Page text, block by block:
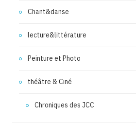
Chant&danse
lecture&littérature
Peinture et Photo
théâtre & Ciné
Chroniques des JCC